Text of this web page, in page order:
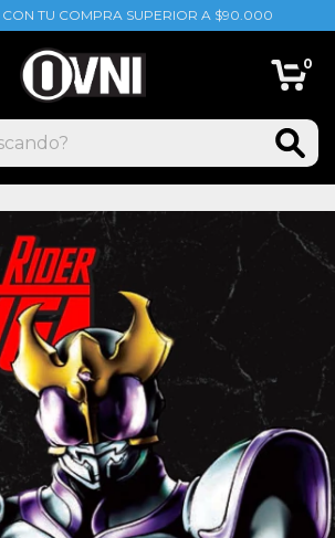
CON TU COMPRA SUPERIOR A $90.000
0